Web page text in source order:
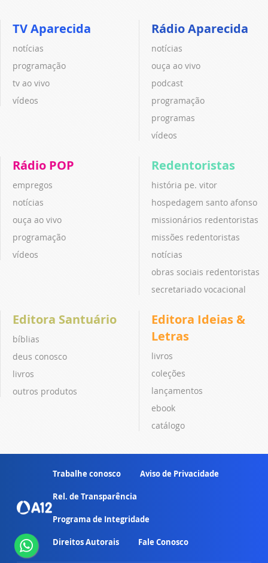
TV Aparecida
notícias
programação
tv ao vivo
vídeos
Rádio Aparecida
notícias
ouça ao vivo
podcast
programação
programas
vídeos
Rádio POP
empregos
notícias
ouça ao vivo
programação
vídeos
Redentoristas
história pe. vitor
hospedagem santo afonso
missionários redentoristas
missões redentoristas
notícias
obras sociais redentoristas
secretariado vocacional
Editora Santuário
bíblias
deus conosco
livros
outros produtos
Editora Ideias &
Letras
livros
coleções
lançamentos
ebook
catálogo
Trabalhe conosco Aviso de Privacidade
Rel. de Transparência
Programa de Integridade
Direitos Autorais Fale Conosco